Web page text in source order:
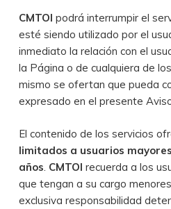
CMTOI podrá interrumpir el
esté siendo utilizado por el
inmediato la relación con el
la Página o de cualquiera de
mismo se ofertan que pueda
expresado en el presente
El contenido de los servicios
limitados a usuarios
años CMTOI recuerda a los
que tengan a su cargo
exclusiva responsabilidad